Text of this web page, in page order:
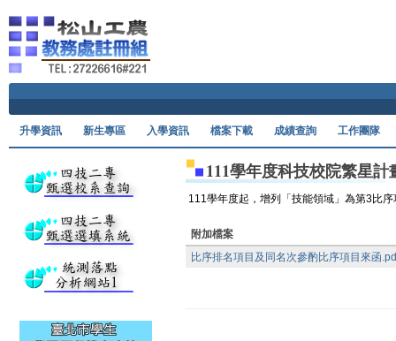
升學資訊 新生專區 入學資訊 檔案下載 成績查詢 工作團隊
111學年度科技校院繁星
111學年度起，增列「技能領域」為第3比
附加檔案
比序排名項目及同名次參酌比序項目來函